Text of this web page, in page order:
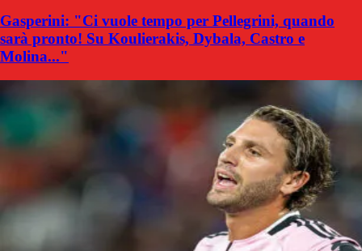
Gasperini: "Ci vuole tempo per Pellegrini, quando
sarà pronto! Su Koulierakis, Dybala, Castro e
Molina..."